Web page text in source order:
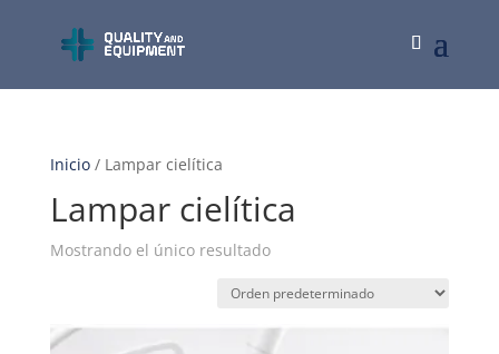
Inicio/ Lampar cielítica
Lampar cielítica
Mostrando el único resultado